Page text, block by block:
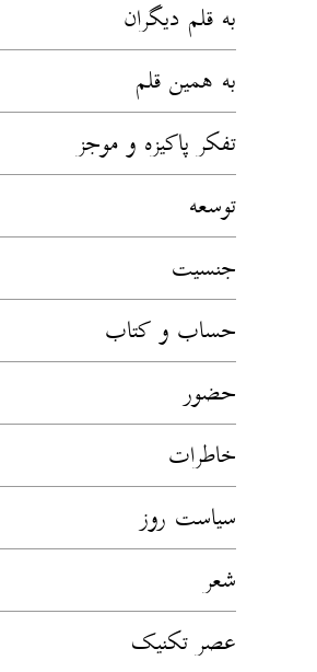
به قلم دیگران
به همین قلم
تفکر پاکیزه و موجز
توسعه
جنسیت
حساب و کتاب
حضور
خاطرات
سیاست روز
شعر
عصر تکنیک